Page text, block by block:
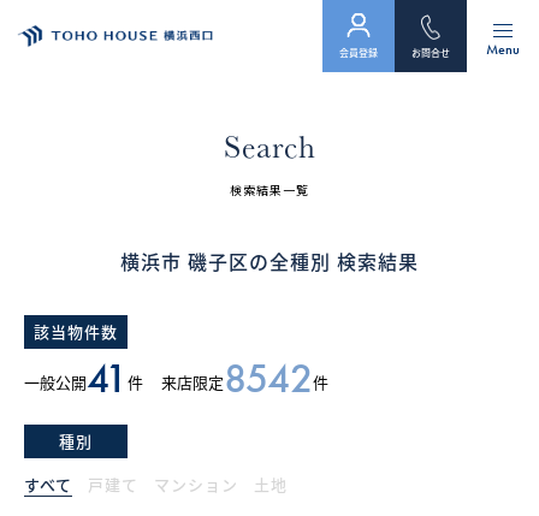
会社案内
お客様の声
Menu
お問合せ
会員登録
Search
検索結果一覧
横浜市 磯子区の全種別 検索結果
該当物件数
一般公開41 件 来店限定8542件
種別
すべて
戸建て マンション 土地